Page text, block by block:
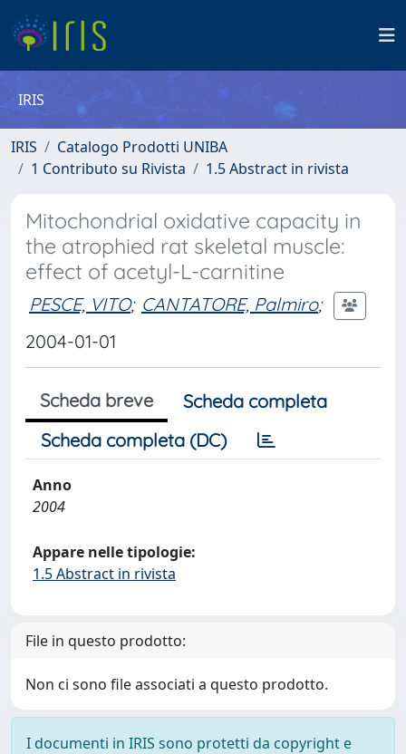
IRIS
IRIS
Catalogo Prodotti UNIBA
1 Contributo su Rivista
1.5 Abstract in rivista
Mitochondrial oxidative capacity in
the atrophied rat skeletal muscle:
effect of acetyl-L-carnitine
PESCE, VITO; CANTATORE, Palmiro;
2004-01-01
Scheda breve
Scheda completa
Scheda completa (DC)
Anno
2004
Appare nelle tipologie:
1.5 Abstract in rivista
File in questo prodotto:
Non ci sono file associati a questo prodotto.
I documenti in IRIS sono protetti da copyright e